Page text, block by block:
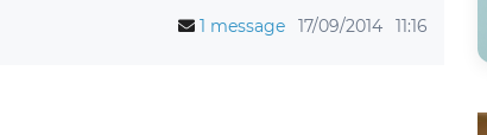
1 message 17/09/2014 11:16